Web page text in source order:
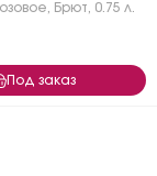
Брют 0.75 л.
Под заказ